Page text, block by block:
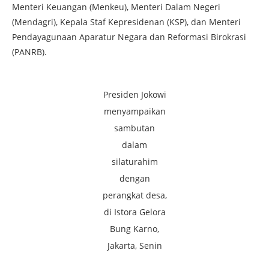
Menteri Keuangan (Menkeu), Menteri Dalam Negeri
(Mendagri), Kepala Staf Kepresidenan (KSP), dan Menteri
Pendayagunaan Aparatur Negara dan Reformasi Birokrasi
(PANRB).
Presiden Jokowi
menyampaikan
sambutan
dalam
silaturahim
dengan
perangkat desa,
di Istora Gelora
Bung Karno,
Jakarta, Senin